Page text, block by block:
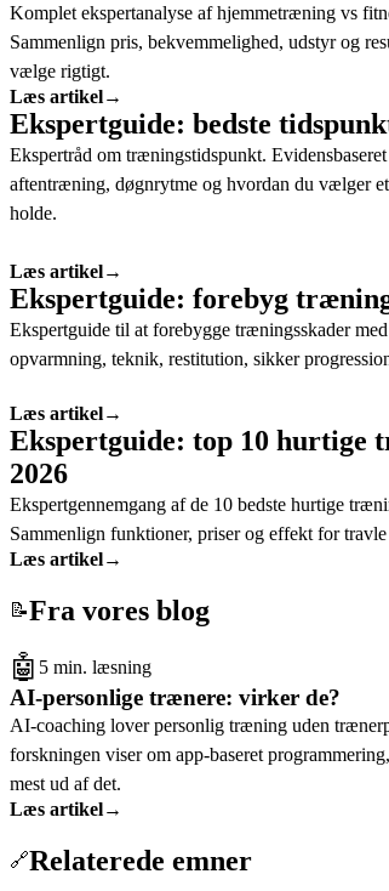
Komplet ekspertanalyse af hjemmetræning vs
Sammenlign pris, bekvemmelighed, udstyr og
vælge rigtigt.
Læs artikel→
Ekspertguide: bedste
Ekspertråd om træningstidspunkt.
aftentræning, døgnrytme og hvordan du vælger
holde.
Læs artikel→
Ekspertguide: forebyg
Ekspertguide til at forebygge træningsskader med
opvarmning, teknik, restitution, sikker
Læs artikel→
Ekspertguide: top 10 hurtige
2026
Ekspertgennemgang af de 10 bedste hurtige
Sammenlign funktioner, priser og effekt for travle
Læs artikel→
📝Fra vores blog
🤖 5 min. læsning
AI-personlige trænere: virker de?
AI-coaching lover personlig træning uden
forskningen viser om app-baseret
mest ud af det.
Læs artikel→
🔗Relaterede emner